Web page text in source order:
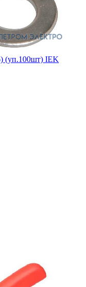
(уп.100шт) IEK